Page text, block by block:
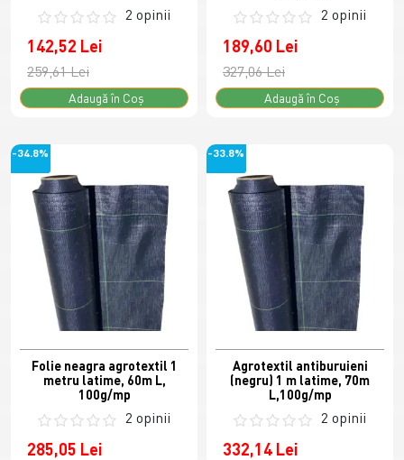
2 opinii
142,52 Lei
259,61 Lei
Adaugă în Coş
2 opinii
189,60 Lei
327,06 Lei
Adaugă în Coş
-34.8%
Folie neagra agrotextil 1
metru latime, 60m L,
100g/mp
2 opinii
285,05 Lei
-33.8%
Agrotextil antiburuieni
(negru) 1 m latime, 70m
L,100g/mp
2 opinii
332,14 Lei